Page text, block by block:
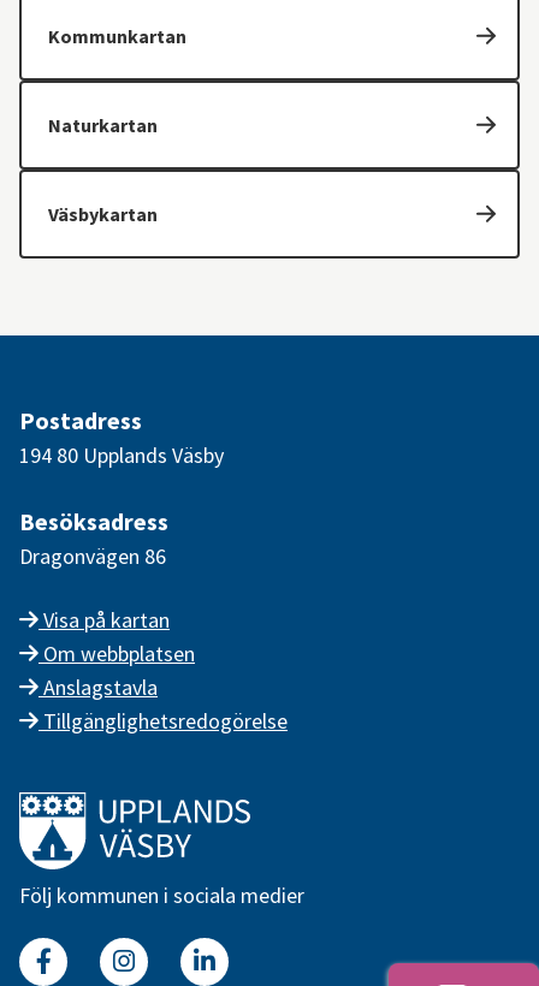
Kommunkartan
Naturkartan
Väsbykartan
Postadress
194 80 Upplands Väsby
Besöksadress
Dragonvägen 86
Visa på kartan
Om webbplatsen
Anslagstavla
Tillgänglighetsredogörelse
Länk till startsidan
Följ kommunen i sociala medier
FacebookInstagramLinkedin